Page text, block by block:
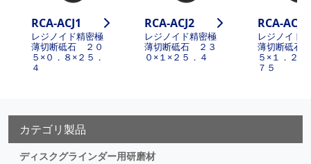
RCA-ACJ1
レジノイド精密極
薄切断砥石 ２０
５×０．８×２５．
４
RCA-ACJ2
レジノイド精密極
薄切断砥石 ２３
０×１×２５．４
RCA-ACJ3
レジノイド
薄切断砥石
５×１．２×
７５
カテゴリ製品
ディスクグラインダー用研磨材